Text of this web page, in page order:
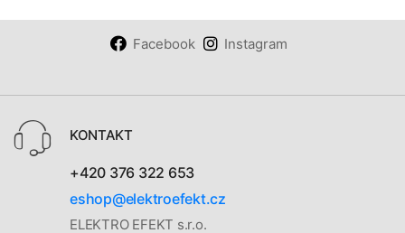
Facebook Instagram
KONTAKT
+420 376 322 653
eshop@elektroefekt.cz
ELEKTRO EFEKT s.r.o.